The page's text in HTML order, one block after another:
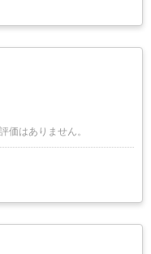
価はありません。